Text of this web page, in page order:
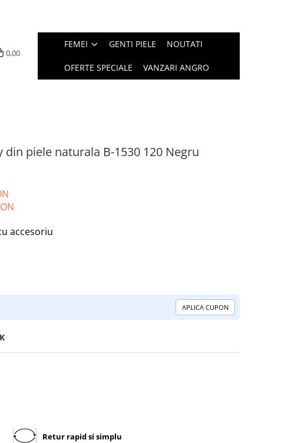
0,00
FEMEI GENTI PIELE NOUTATI
OFERTE SPECIALE VANZARI ANGRO
din piele naturala B-1530 120 Negru
accesoriu
APLICA CUPON
Retur rapid si simplu